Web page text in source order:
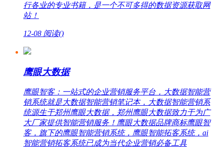
行各业的专业书籍，是一个不可多得的数据资源获取网
站！
12-08 阅读()
鹰眼大数据
鹰眼智客：一站式的企业营销服务平台，大数据智能营
销系统就是大数据智能营销笔记本，大数据智能营销系
统源生于郑州鹰眼大数据，郑州鹰眼大数据致力于为广
大厂家提供智能营销服务！鹰眼大数据品牌商标鹰眼智
客，旗下的鹰眼智能营销系统，鹰眼智能拓客系统，ai
智能营销拓客系统已成为当代企业营销必备工具